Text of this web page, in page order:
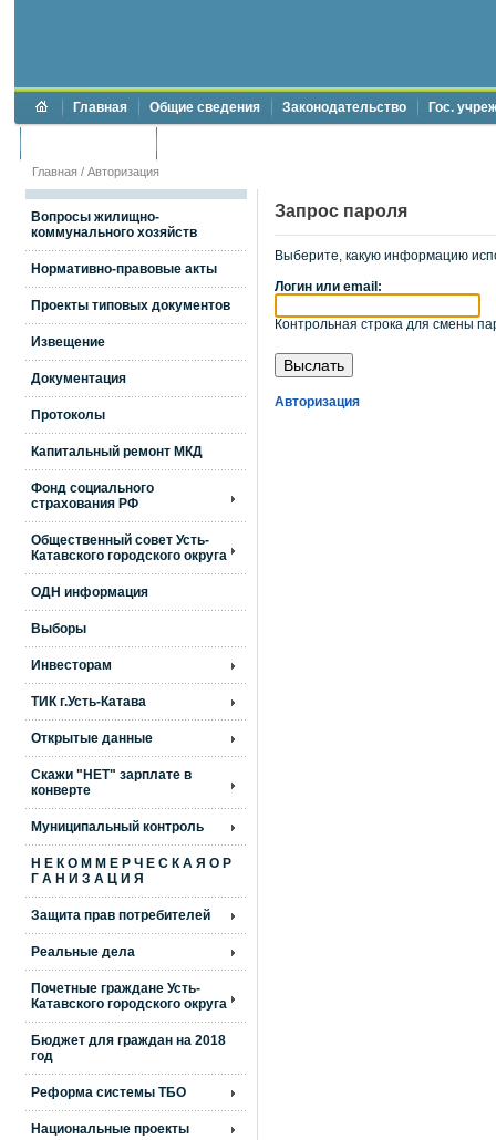
Главная Общие сведения Законодательство Гос.
Главная / Авторизация
Вопросы жилищно-
коммунального хозяйств
Нормативно-правовые акты
Проекты типовых документов
Извещение
Документация
Протоколы
Капитальный ремонт МКД
Фонд социального
страхования РФ
Общественный совет Усть-
Катавского городского округа
ОДН информация
Выборы
Инвесторам
ТИК г.Усть-Катава
Открытые данные
Скажи "НЕТ" зарплате в
конверте
Муниципальный контроль
Н Е К О М М Е Р Ч Е С К А Я О Р
Г А Н И З А Ц И Я
Защита прав потребителей
Реальные дела
Почетные граждане Усть-
Катавского городского округа
Бюджет для граждан на 2018
год
Реформа системы ТБО
Национальные проекты
Запрос пароля
Выберите, какую информацию
Логин или email:
Контрольная строка для смены
Авторизация